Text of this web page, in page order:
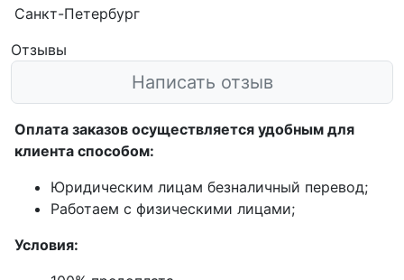
Санкт-Петербург
Отзывы
Написать отзыв
Оплата заказов осуществляется удобным для
клиента способом:
Юридическим лицам безналичный перевод;
Работаем с физическими лицами;
Условия: